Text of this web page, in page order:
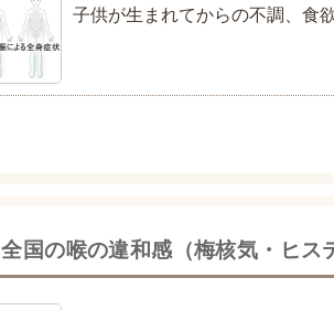
子供が生まれてからの不調、食
全国の喉の違和感（梅核気・ヒス